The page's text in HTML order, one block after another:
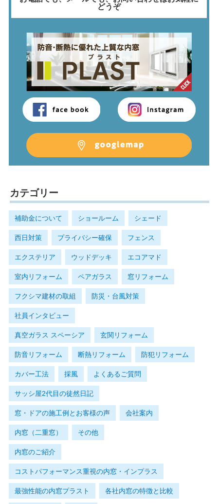
どうぞ
カテゴリー
補助金について ショールーム シェード
西日対策 プライバシー確保 フェンス
エクステリア ウッドデッキ エコアマド
室内リフォーム ペアガラス 窓リフォーム
フクシマ建材の取組
社員インタビュー
防災・台風対策
真空ガラス スペーシア 玄関リフォーム
防音リフォーム 断熱リフォーム 防犯リフォーム
カバー工法 採風 よくあるご質問
サッシ屋2代目の徒然日記
窓・ドアの施工例とお客様の声
内窓（二重窓） その他
会社案内
内窓のご紹介
コストパフォーマンス重視の内窓・インプラス
最強性能の内窓プラスト 各社内窓の特徴と比較